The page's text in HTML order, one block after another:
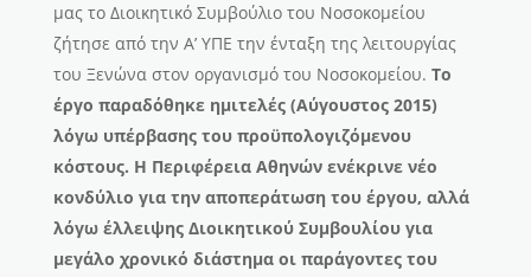
μας το Διοικητικό Συμβούλιο του Νοσοκομείου
ζήτησε από την Α’ ΥΠΕ την ένταξη της λειτουργίας
του Ξενώνα στον οργανισμό του Νοσοκομείου. Το
έργο παραδόθηκε ημιτελές (Αύγουστος 2015)
λόγω υπέρβασης του προϋπολογιζόμενου
κόστους. Η Περιφέρεια Αθηνών ενέκρινε νέο
κονδύλιο για την αποπεράτωση του έργου, αλλά
λόγω έλλειψης Διοικητικού Συμβουλίου για
μεγάλο χρονικό διάστημα οι παράγοντες του